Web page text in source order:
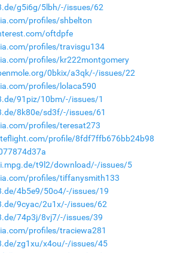
g5i6g/5lbh/-/issues/62
profiles/shbelton
oftdpfe
profiles/travisgu134
profiles/kr222montgomery
0bkix/a3qk/-/issues/22
profiles/lolaca590
91piz/10bm/-/issues/1
8k80e/sd3f/-/issues/61
profiles/teresat273
profile/8fdf7ffb676bb24b98
t9l2/download/-/issues/5
profiles/tiffanysmith133
4b5e9/50o4/-/issues/19
9cyac/2u1x/-/issues/62
74p3j/8vj7/-/issues/39
profiles/traciewa281
zg1xu/x4ou/-/issues/45